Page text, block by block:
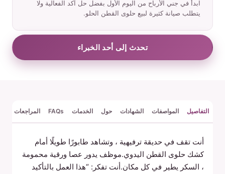
ابدأ في جني الأرباح من اليوم الأول بفضل حل آكد الفعالية ولا
يتطلب صيانة كثيرة لبيع حلوى القطن الحلو.
تحدث إلى أحد الخبراء
التفاصيل المواصفات الشهادات حول الخدمات FAQs المراجعات
أنت تقف في حديقة ترفيهية ، وتشاهد طابورًا طويلًا أمام
كشك حلوى القطن اليدوي.موظف يدور عصا ورقية محمومة
، السكر يطير في كل مكان.أنت تفكر: “هذا العمل بالتأكيد